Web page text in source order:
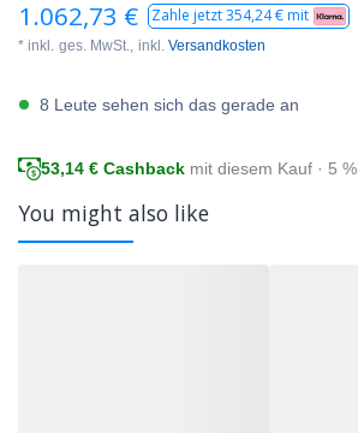
1.062,73 € Zahle jetzt354,24€ mit
* inkl. ges. MwSt., inkl. Versandkosten
8 Leute sehen sich das gerade an
53,14 € Cashback mit diesem Kauf · 5 %
You might also like